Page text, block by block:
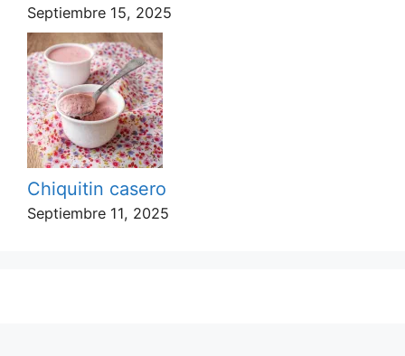
Septiembre 15, 2025
Chiquitin casero
Septiembre 11, 2025